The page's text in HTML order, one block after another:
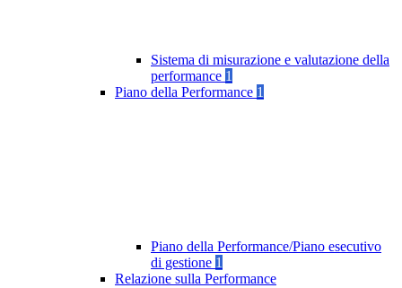
Sistema di misurazione e valutazione della
performance 1
Piano della Performance 1
Piano della Performance/Piano esecutivo
di gestione 1
Relazione sulla Performance